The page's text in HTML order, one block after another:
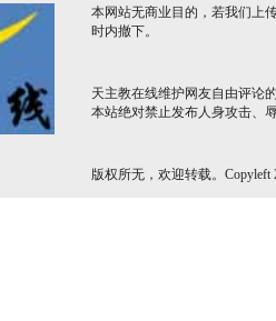
本网站无商业目的，若我们上
时内撤下。
天主教在线维护网友自由评论
本站绝对禁止发布人身攻击、
版权所无，欢迎转载。